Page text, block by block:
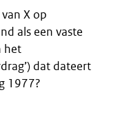
X op
als een vaste
het
dat dateert
1977?